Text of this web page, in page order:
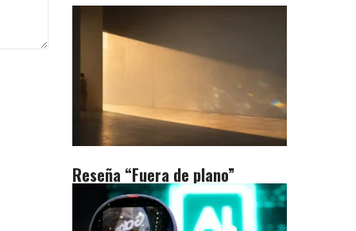
Reseña “Fuera de plano”